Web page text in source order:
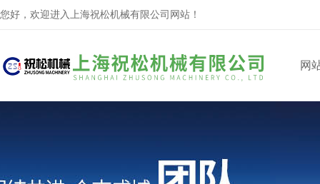
您好，欢迎进入上海祝松机械有限公司网站！
网